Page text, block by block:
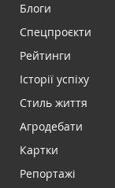
Блоги
Спецпроєкти
Рейтинги
Історії успіху
Стиль життя
Агродебати
Картки
Репортажі